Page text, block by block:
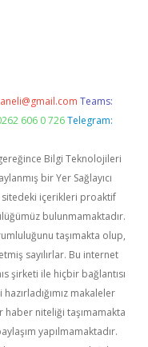
Teams:
606 0 726 Telegram:
Bilgi Teknolojileri
bir Yer Sağlayıcı
içerikleri proaktif
bulunmamaktadır.
taşımakta olup,
sayılırlar. Bu internet
şirketi ile hiçbir bağlantısı
makaleler
haber niteliği taşımamakta
yapılmamaktadır.